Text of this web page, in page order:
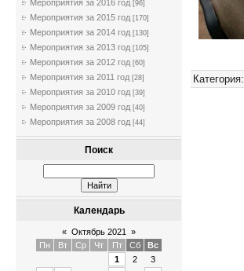
Мероприятия за 2016 год [96]
Мероприятия за 2015 год [170]
Мероприятия за 2014 год [130]
Мероприятия за 2013 год [105]
Мероприятия за 2012 год [60]
Мероприятия за 2011 год [28]
Мероприятия за 2010 год [39]
Мероприятия за 2009 год [40]
Мероприятия за 2008 год [44]
Поиск
Календарь
« Октябрь 2021
»
Пн
Вт Ср Чт Пт Сб
Вс
1
2
3
Категория: